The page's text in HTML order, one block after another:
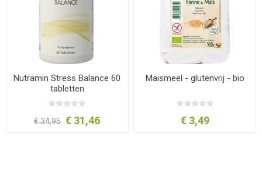
Nutramin Stress Balance 60
tabletten
€ 34,95 € 31,46
Maismeel - glutenvrij - bio
€ 3,49